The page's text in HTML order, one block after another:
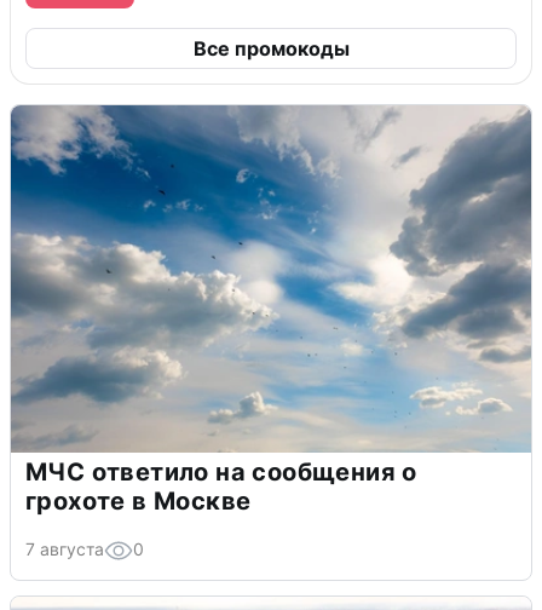
Все промокоды
МЧС ответило на сообщения о
грохоте в Москве
7 августа 0